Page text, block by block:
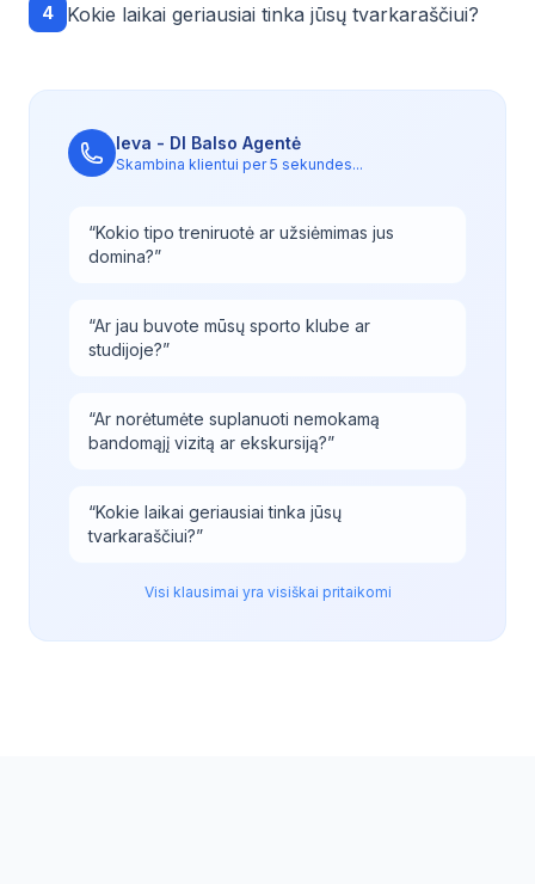
4 Kokie laikai geriausiai tinka jūsų tvarkaraščiui?
Ieva - DI Balso Agentė
Skambina klientui per 5 sekundes...
“Kokio tipo treniruotė ar užsiėmimas jus
domina?”
“Ar jau buvote mūsų sporto klube ar
studijoje?”
“Ar norėtumėte suplanuoti nemokamą
bandomąjį vizitą ar ekskursiją?”
“Kokie laikai geriausiai tinka jūsų
tvarkaraščiui?”
Visi klausimai yra visiškai pritaikomi